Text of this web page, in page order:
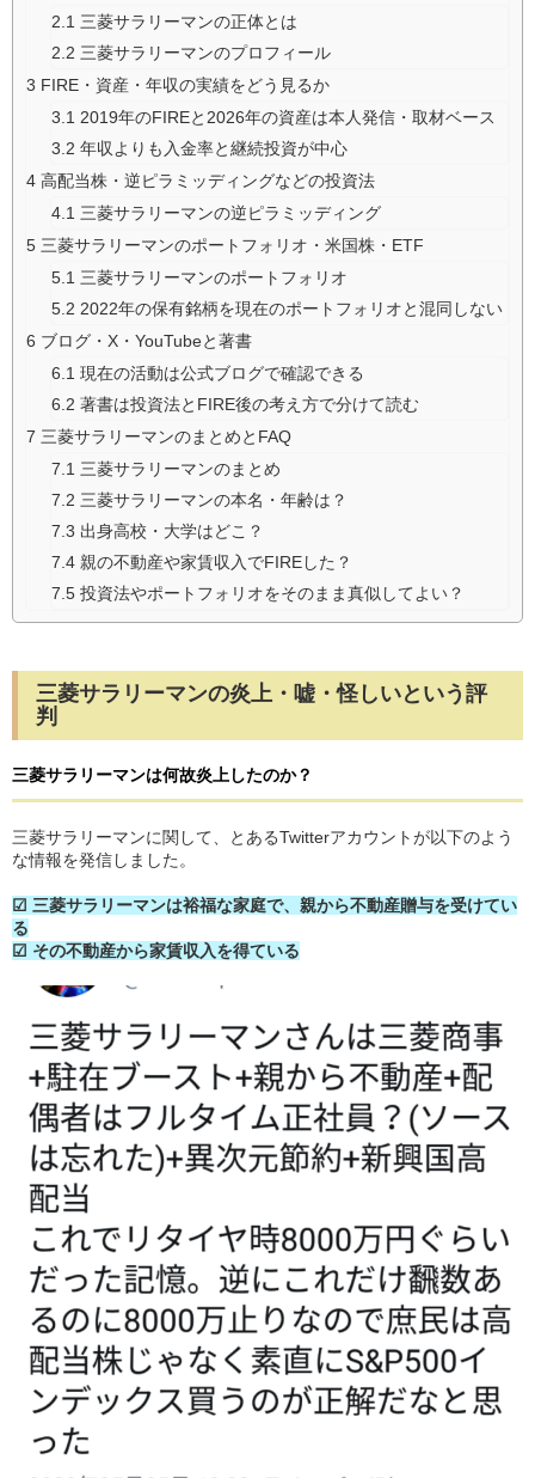
2.1 三菱サラリーマンの正体とは
2.2 三菱サラリーマンのプロフィール
3 FIRE・資産・年収の実績をどう見るか
3.1 2019年のFIREと2026年の資産は本人発信・取材ベース
3.2 年収よりも入金率と継続投資が中心
4 高配当株・逆ピラミッディングなどの投資法
4.1 三菱サラリーマンの逆ピラミッディング
5 三菱サラリーマンのポートフォリオ・米国株・ETF
5.1 三菱サラリーマンのポートフォリオ
5.2 2022年の保有銘柄を現在のポートフォリオと混同しない
6 ブログ・X・YouTubeと著書
6.1 現在の活動は公式ブログで確認できる
6.2 著書は投資法とFIRE後の考え方で分けて読む
7 三菱サラリーマンのまとめとFAQ
7.1 三菱サラリーマンのまとめ
7.2 三菱サラリーマンの本名・年齢は？
7.3 出身高校・大学はどこ？
7.4親の不動産や家賃収入でFIREした？
7.5投資法やポートフォリオをそのまま真似してよい？
三菱サラリーマンの炎上・嘘・怪しいという評
判
三菱サラリーマンは何故炎上したのか？
三菱サラリーマンに関して、とあるTwitterアカウントが以下のよう
な情報を発信しました。
☑ 三菱サラリーマンは裕福な家庭で、親から不動産贈与を受けてい
る
☑ その不動産から家賃収入を得ている